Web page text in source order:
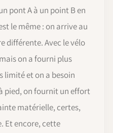
pont A à un point B en
le même : on arrive au
différente. Avec le vélo
on a fourni plus
limité et on a besoin
pied, on fournit un effort
matérielle, certes,
Et encore, cette